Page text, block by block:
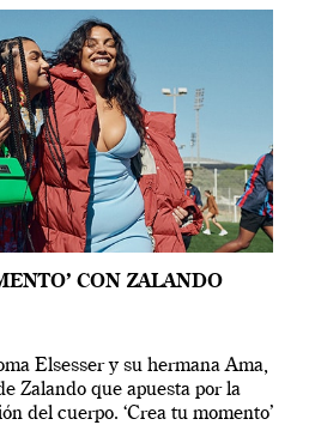
CON ZALANDO
Elsesser y su hermana Ama,
Zalando que apuesta por la
del cuerpo. ‘Crea tu momento’